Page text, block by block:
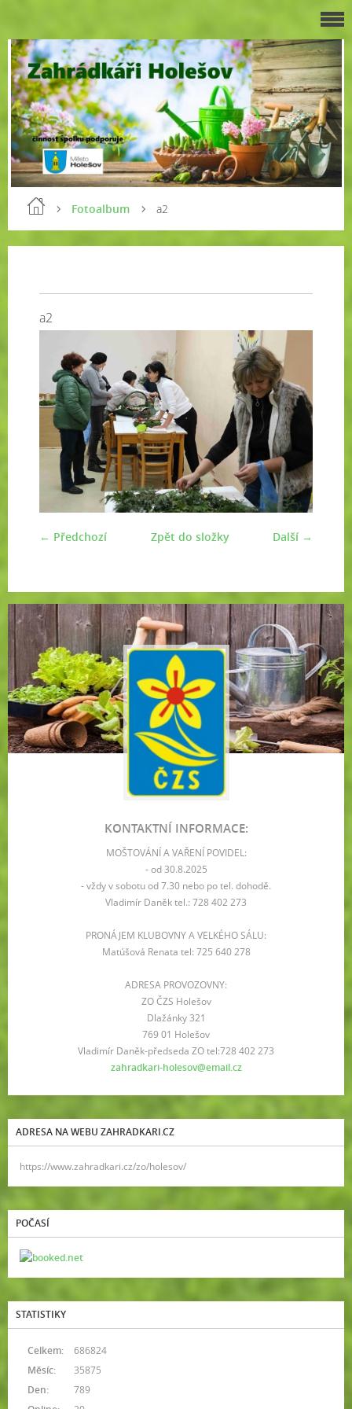
Fotoalbum a2
a2
← Předchozí Další →
Zpět do složky
KONTAKTNÍ INFORMACE:
MOŠTOVÁNÍ A VAŘENÍ POVIDEL:
- od 30.8.2025
- vždy v sobotu od 7.30 nebo po tel. dohodě.
Vladimír Daněk tel.: 728 402 273
PRONÁJEM KLUBOVNY A VELKÉHO SÁLU:
Matúšová Renata tel: 725 640 278
ADRESA PROVOZOVNY:
ZO ČZS Holešov
Dlažánky 321
769 01 Holešov
Vladimír Daněk-předseda ZO tel:728 402 273
zahradkari-holesov@email.cz
ADRESA NA WEBU ZAHRADKARI.CZ
https://www.zahradkari.cz/zo/holesov/
POČASÍ
STATISTIKY
Celkem:
686824
Měsíc:
35875
Den:
789